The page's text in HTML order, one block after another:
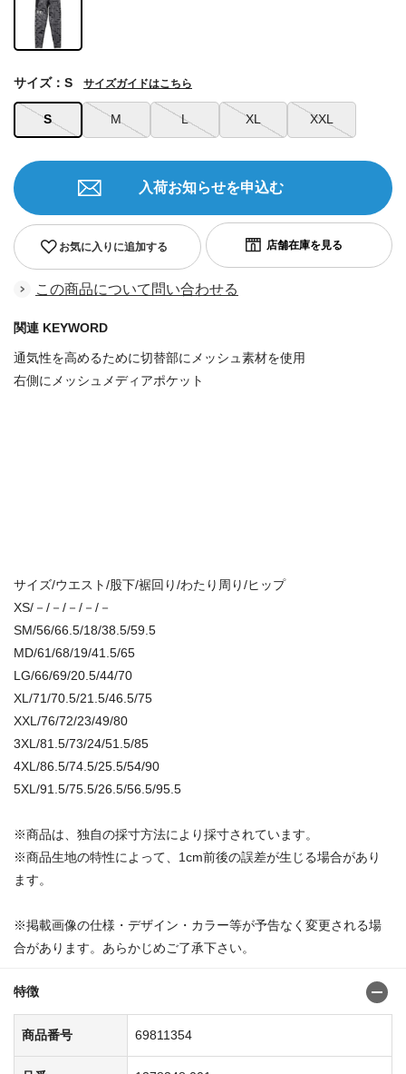
S M L XL XXL
サイズ：S サイズガイドはこちら
お気に入りに追加する
入荷お知らせを申込む
この商品について問い合わせる
関連 KEYWORD
通気性を高めるために切替部にメッシュ素材を使用
右側にメッシュメディアポケット
サイズ/ウエスト/股下/裾回り/わたり周り/ヒップ
XS/－/－/－/－/－
SM/56/66.5/18/38.5/59.5
MD/61/68/19/41.5/65
LG/66/69/20.5/44/70
XL/71/70.5/21.5/46.5/75
XXL/76/72/23/49/80
3XL/81.5/73/24/51.5/85
4XL/86.5/74.5/25.5/54/90
5XL/91.5/75.5/26.5/56.5/95.5
※商品は、独自の採寸方法により採寸されています。
※商品生地の特性によって、1cm前後の誤差が生じる場合があり
ます。
※掲載画像の仕様・デザイン・カラー等が予告なく変更される場
合があります。あらかじめご了承下さい。
特徴
商品番号 69811354